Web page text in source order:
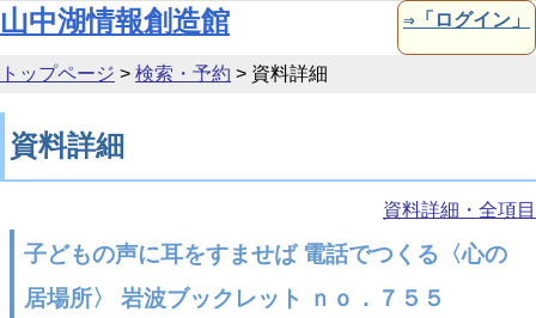
本文へ移動
山中湖情報創造館 ⇒「ログイン」
トップページ > 検索・予約 > 資料詳細
資料詳細
資料詳細・全項目
子どもの声に耳をすませば 電話でつくる〈心の
居場所〉 岩波ブックレット ｎｏ．７５５